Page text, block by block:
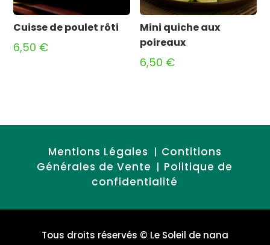
Cuisse de poulet rôti
6,50 €
Mini quiche aux
poireaux
6,50 €
Mentions Légales
Contitions
Générales de Vente
Politique de
confidentialité
Tous droits réservés © Le Soleil de nana